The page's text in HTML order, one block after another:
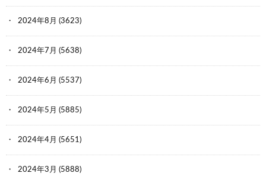
2024年8月 (3623)
2024年7月 (5638)
2024年6月 (5537)
2024年5月 (5885)
2024年4月 (5651)
2024年3月 (5888)